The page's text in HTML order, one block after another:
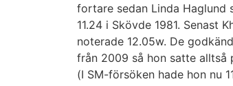
fortare sedan Linda Haglund
11.24 i Skövde 1981. Senast
noterade 12.05w. De
från 2009 så hon satte alltså
(I SM-försöken hade hon nu